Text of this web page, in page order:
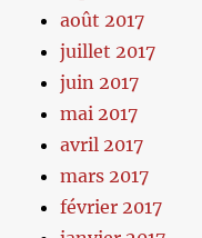
août 2017
juillet 2017
juin 2017
mai 2017
avril 2017
mars 2017
février 2017